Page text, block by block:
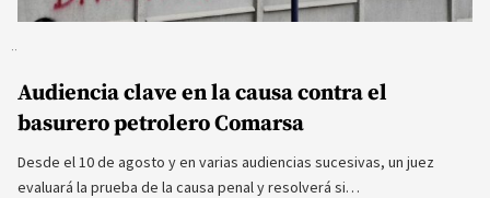
Audiencia clave en la causa contra el
basurero petrolero Comarsa
Desde el 10 de agosto y en varias audiencias sucesivas, un juez
evaluará la prueba de la causa penal y resolverá si…